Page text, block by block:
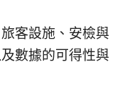
客設施、安檢與
數據的可得性與